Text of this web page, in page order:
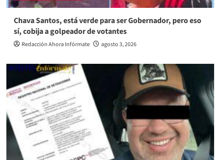
Chava Santos, está verde para ser Gobernador, pero eso
sí, cobija a golpeador de votantes
Redacción Ahora Infórmate agosto 3, 2026